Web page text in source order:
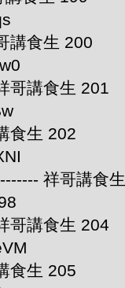
講食生 200
哥講食生 201
食生 202
祥哥講食
哥講食生 204
食生 205